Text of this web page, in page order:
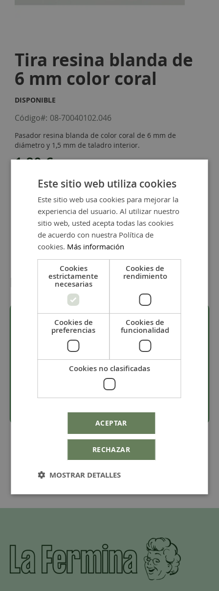
the
beginning
of
the
images
Tira resina blanda de
6 mm color coral
DISPONIBLE
Código 08-70040102.046
Pasador resina blanda de color coral de 6 mm de
diámetro y 1,5 mm de taladro interior.
1,80 €
+
Añadir al carrito
Detalles
Descripción
· Resina blanda de 6 mm con interior de 1,5 mm.
· Hay muchos colores a elegir.
Este sitio web utiliza cookies
Este sitio web usa cookies para mejorar la
experiencia del usuario. Al utilizar nuestro
sitio web, usted acepta todas las cookies
de acuerdo con nuestra Política de
cookies. Más información
Cookies
estrictamente
necesarias
Cookies de
rendimiento
Cookies de
preferencias
Cookies de
funcionalidad
Cookies no clasificadas
ACEPTAR
RECHAZAR
MOSTRAR DETALLES